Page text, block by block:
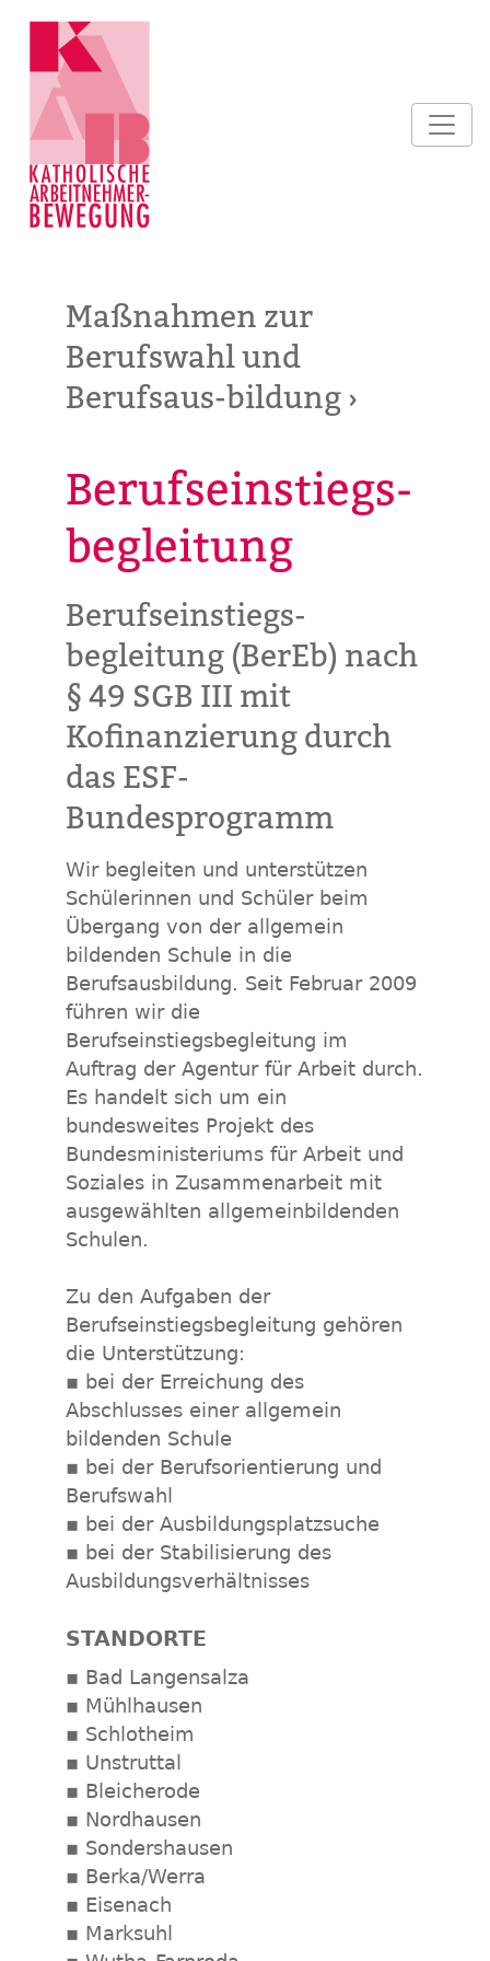
Maßnahmen zur
Berufswahl und
Berufsaus-bildung ›
Berufseinstiegs-
begleitung
Berufseinstiegs-
begleitung (BerEb) nach
§ 49 SGB III mit
Kofinanzierung durch
das ESF-
Bundesprogramm
Wir begleiten und unterstützen
Schülerinnen und Schüler beim
Übergang von der allgemein
bildenden Schule in die
Berufsausbildung. Seit Februar 2009
führen wir die
Berufseinstiegsbegleitung im
Auftrag der Agentur für Arbeit durch.
Es handelt sich um ein
bundesweites Projekt des
Bundesministeriums für Arbeit und
Soziales in Zusammenarbeit mit
ausgewählten allgemeinbildenden
Schulen.
Zu den Aufgaben der
Berufseinstiegsbegleitung gehören
die Unterstützung:
▪ bei der Erreichung des
Abschlusses einer allgemein
bildenden Schule
▪ bei der Berufsorientierung und
Berufswahl
▪ bei der Ausbildungsplatzsuche
▪ bei der Stabilisierung des
Ausbildungsverhältnisses
STANDORTE
▪ Bad Langensalza
▪ Mühlhausen
▪ Schlotheim
▪ Unstruttal
▪ Bleicherode
▪ Nordhausen
▪ Sondershausen
▪ Berka/Werra
▪ Eisenach
▪ Marksuhl